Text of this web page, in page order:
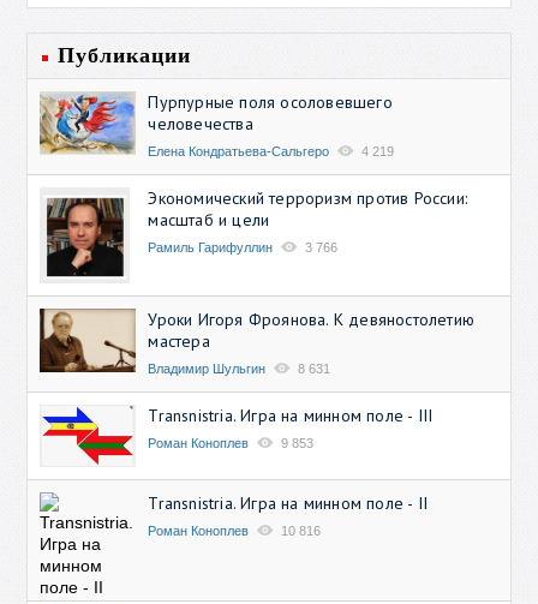
Публикации
Пурпурные поля осоловевшего
человечества
Елена Кондратьева-Сальгеро 4 219
Экономический терроризм против России:
масштаб и цели
Рамиль Гарифуллин 3 766
Уроки Игоря Фроянова. К девяностолетию
мастера
Владимир Шульгин 8 631
Transnistria. Игра на минном поле - III
Роман Коноплев 9 853
Transnistria. Игра на минном поле - II
Роман Коноплев 10 816